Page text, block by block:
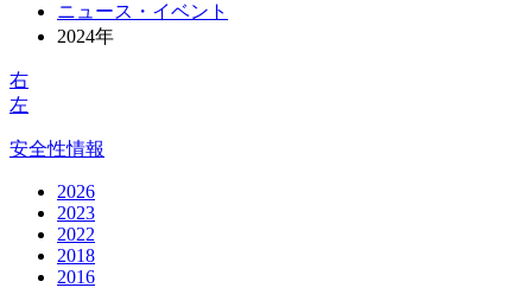
ニュース・イベント
2024年
右
左
安全性情報
2026
2023
2022
2018
2016